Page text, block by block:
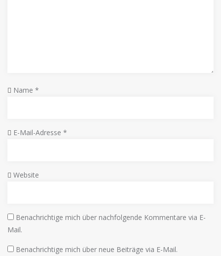
Name *
E-Mail-Adresse *
Website
Benachrichtige mich über nachfolgende Kommentare via E-
Mail.
Benachrichtige mich über neue Beiträge via E-Mail.